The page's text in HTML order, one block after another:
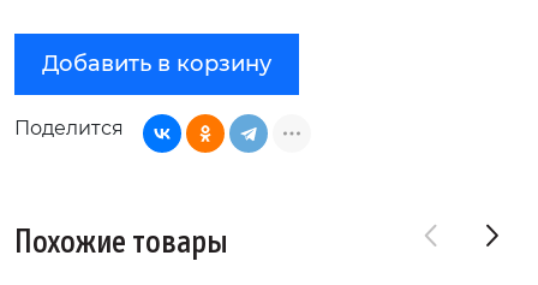
Добавить в корзину
Поделится
Похожие товары